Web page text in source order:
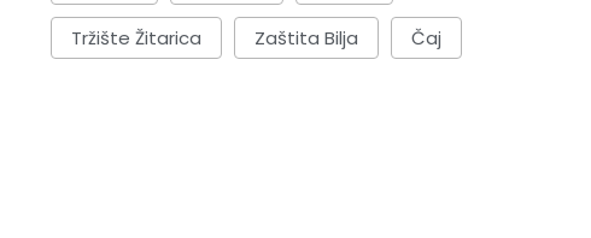
Tržište Žitarica Zaštita Bilja Čaj